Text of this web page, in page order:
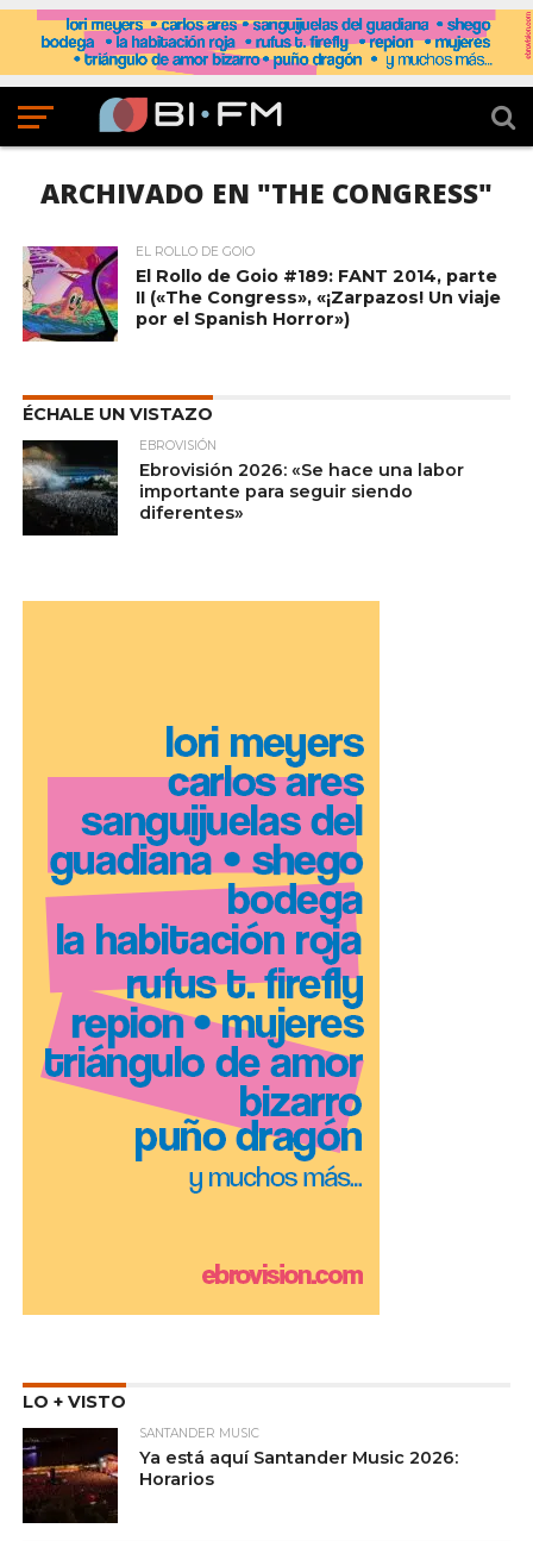
ARCHIVADO EN "THE CONGRESS"
EL ROLLO DE GOIO
El Rollo de Goio #189: FANT 2014, parte
II («The Congress», «¡Zarpazos! Un viaje
por el Spanish Horror»)
ÉCHALE UN VISTAZO
EBROVISIÓN
Ebrovisión 2026: «Se hace una labor
importante para seguir siendo
diferentes»
LO + VISTO
SANTANDER MUSIC
Ya está aquí Santander Music 2026:
Horarios